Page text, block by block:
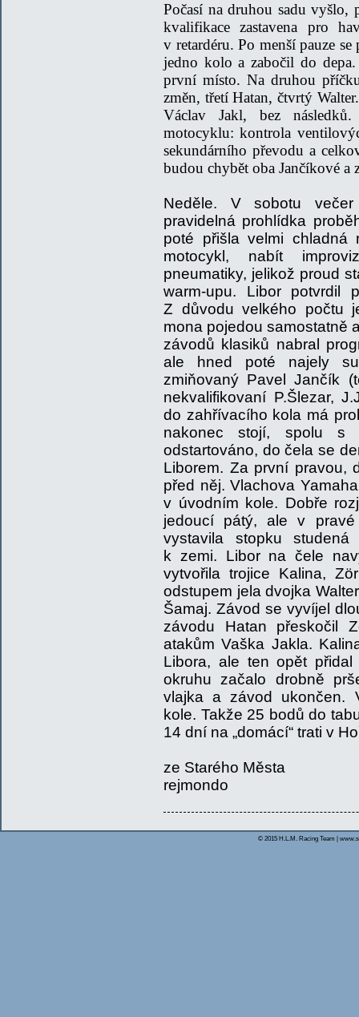
Počasí na druhou sadu vyšlo,
kvalifikace zastavena pro
v retardéru. Po menší pauze
jedno kolo a zabočil do
první místo. Na druhou
změn, třetí Hatan, čtvrtý
Václav Jakl, bez
motocyklu: kontrola
sekundárního převodu a
budou chybět oba Jančíkové a
Neděle. V sobotu
pravidelná prohlídka
poté přišla velmi chladná
motocykl, nabít
pneumatiky, jelikož proud
warm-upu. Libor potvrdil
Z důvodu velkého počtu
mona pojedou samostatně
závodů klasiků nabral
ale hned poté najely
zmiňovaný Pavel Jančík
nekvalifikovaní P.Šlezar,
do zahřívacího kola má
nakonec stojí, spolu s
odstartováno, do čela se
Liborem. Za první pravou,
před něj. Vlachova
v úvodním kole. Dobře
jedoucí pátý, ale v pravé
vystavila stopku
k zemi. Libor na čele
vytvořila trojice Kalina,
odstupem jela dvojka
Šamaj. Závod se vyvíjel
závodu Hatan přeskočil
atakům Vaška Jakla.
Libora, ale ten opět
okruhu začalo drobně
vlajka a závod ukončen.
kole. Takže 25 bodů do
14 dní na „domácí“ trati v
ze Starého Města
rejmondo
© 2015 H.L.M. Racing Team |